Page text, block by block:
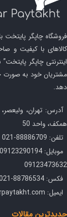
فروشگاه چاپگر
کالاهای با کیفیت و
اینترنتی چاپگر
مشتریان خود به صورت
دهد.
آدرس: تهران، ولیعصر،
همکف، واحد 50
تلفن: 88886709-021 88886708-021
موبایل: 09123290194 09123028905
09123473632
فکس: 88786534-021
ایمیل: info@chapgarpaytakht.com
جدیدترین مقالات